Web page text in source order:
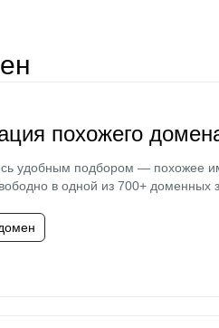
похожего
удобным подбором — похожее
в одной из 700+ доменных